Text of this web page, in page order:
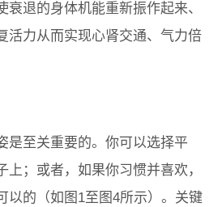
衰退的身体机能重新振作起来、
活力从而实现心肾交通、气力倍
是至关重要的。你可以选择平
上；或者，如果你习惯并喜欢，
以的（如图1至图4所示）。关键